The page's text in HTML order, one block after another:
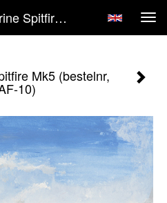
Lex Van Eck - Supermarine Spitfire Mk5 (bestelnr, RAF-10)
Mk5 (bestelnr,
10)